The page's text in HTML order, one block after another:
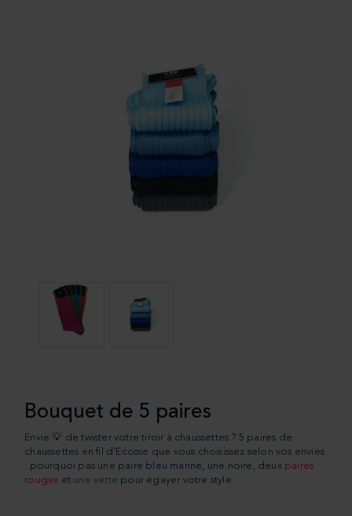
Bouquet de 5 paires
Envie 💡 de twister votre tiroir à chaussettes ? 5 paires de
chaussettes en fil d'Ecosse que vous choisissez selon vos envies
: pourquoi pas une paire bleu marine, une noire, deuxpaires
rouges et une verte pour égayer votre style.